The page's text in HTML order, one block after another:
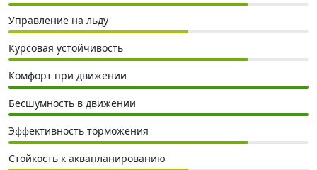
Управление на льду
Курсовая устойчивость
Комфорт при движении
Бесшумность в движении
Эффективность торможения
Стойкость к аквапланированию